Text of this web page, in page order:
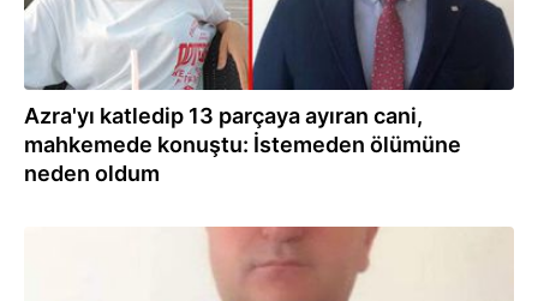
Azra'yı katledip 13 parçaya ayıran cani,
mahkemede konuştu: İstemeden ölümüne
neden oldum